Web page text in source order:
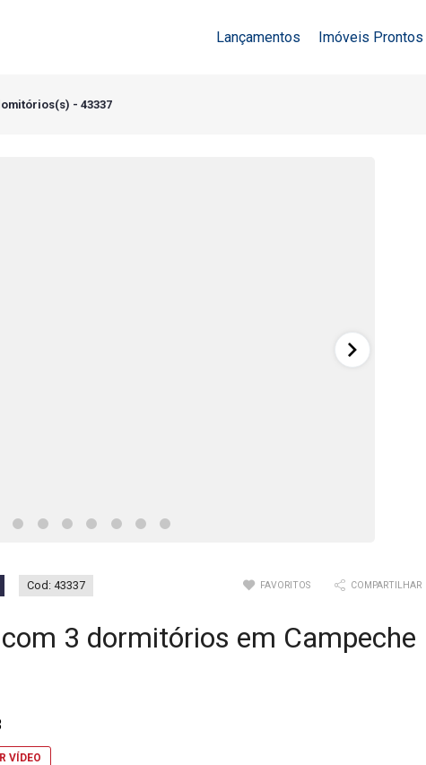
Lançamentos Imóveis Prontos
- 43337
Cod: 43337 FAVORITOS COMPARTILHAR
3 dormitórios em Campeche
VÍDEO